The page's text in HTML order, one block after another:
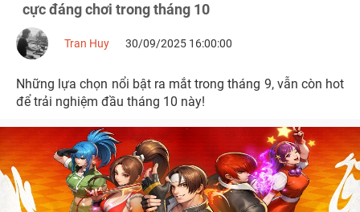
cực đáng chơi trong tháng 10
Tran Huy 30/09/2025 16:00:00
Những lựa chọn nổi bật ra mắt trong tháng 9, vẫn còn hot
để trải nghiệm đầu tháng 10 này!